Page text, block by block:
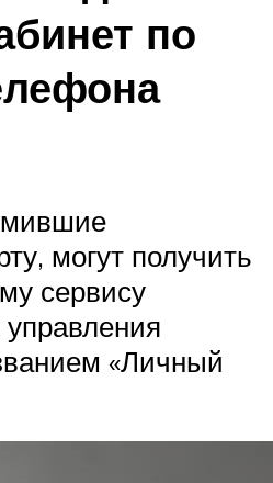
по
могут получить
сервису
«Личный